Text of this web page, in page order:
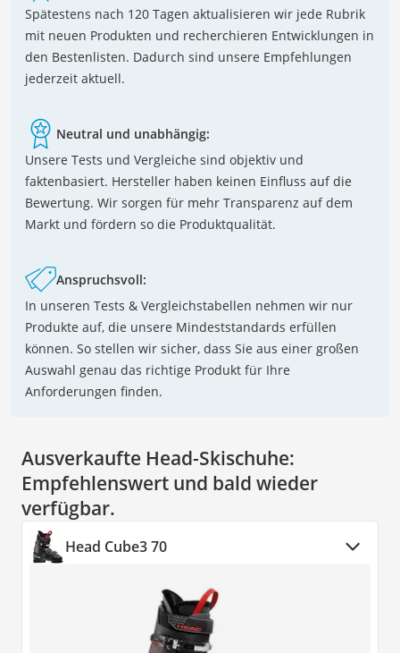
Spätestens nach 120 Tagen aktualisieren wir jede Rubrik
mit neuen Produkten und recherchieren Entwicklungen in
den Bestenlisten. Dadurch sind unsere Empfehlungen
jederzeit aktuell.
Neutral und unabhängig:
Unsere Tests und Vergleiche sind objektiv und
faktenbasiert. Hersteller haben keinen Einfluss auf die
Bewertung. Wir sorgen für mehr Transparenz auf dem
Markt und fördern so die Produktqualität.
Anspruchsvoll:
In unseren Tests & Vergleichstabellen nehmen wir nur
Produkte auf, die unsere Mindeststandards erfüllen
können. So stellen wir sicher, dass Sie aus einer großen
Auswahl genau das richtige Produkt für Ihre
Anforderungen finden.
Ausverkaufte Head-Skischuhe:
Empfehlenswert und bald wieder
verfügbar.
Head Cube3 70